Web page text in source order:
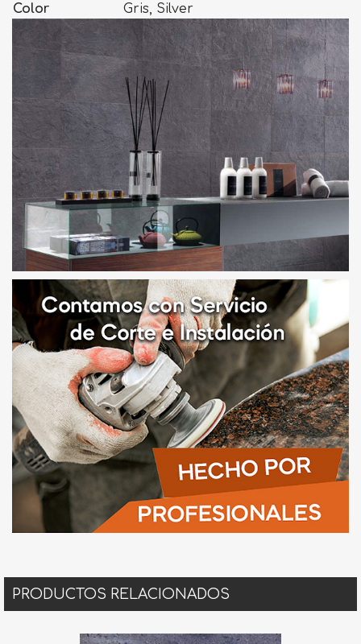
Color
Gris, Silver
PRODUCTOS RELACIONADOS